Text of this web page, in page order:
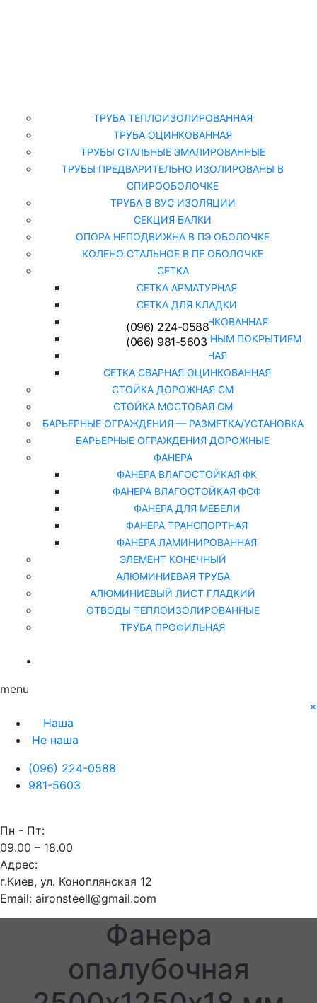
ТРУБА ТЕПЛОИЗОЛИРОВАННАЯ
ТРУБА ОЦИНКОВАННАЯ
ТРУБЫ СТАЛЬНЫЕ ЭМАЛИРОВАННЫЕ
ТРУБЫ ПРЕДВАРИТЕЛЬНО ИЗОЛИРОВАНЫ В
СПИРООБОЛОЧКЕ
ТРУБА В ВУС ИЗОЛЯЦИИ
СЕКЦИЯ БАЛКИ
ОПОРА НЕПОДВИЖНА В ПЭ ОБОЛОЧКЕ
КОЛЕНО СТАЛЬНОЕ В ПЕ ОБОЛОЧКЕ
СЕТКА
СЕТКА АРМАТУРНАЯ
СЕТКА ДЛЯ КЛАДКИ
СЕТКА РАБИЦА ОЦИНКОВАННАЯ
СЕТКА РАБИЦА С ПОЛИМЕРНЫМ ПОКРЫТИЕМ
СЕТКА СВАРНАЯ
СЕТКА СВАРНАЯ ОЦИНКОВАННАЯ
СТОЙКА ДОРОЖНАЯ СМ
СТОЙКА МОСТОВАЯ СМ
БАРЬЕРНЫЕ ОГРАЖДЕНИЯ — РАЗМЕТКА/УСТАНОВКА
БАРЬЕРНЫЕ ОГРАЖДЕНИЯ ДОРОЖНЫЕ
ФАНЕРА
ФАНЕРА ВЛАГОСТОЙКАЯ ФК
ФАНЕРА ВЛАГОСТОЙКАЯ ФСФ
ФАНЕРА ДЛЯ МЕБЕЛИ
ФАНЕРА ТРАНСПОРТНАЯ
ФАНЕРА ЛАМИНИРОВАННАЯ
ЭЛЕМЕНТ КОНЕЧНЫЙ
АЛЮМИНИЕВАЯ ТРУБА
АЛЮМИНИЕВЫЙ ЛИСТ ГЛАДКИЙ
ОТВОДЫ ТЕПЛОИЗОЛИРОВАННЫЕ
ТРУБА ПРОФИЛЬНАЯ
(096) 224-0588
(066) 981-5603
menu
×
Наша
Не наша
(096) 224-0588
981-5603
Пн - Пт:
09.00 – 18.00
Адрес:
г.Киев, ул. Коноплянская 12
Email: aironsteell@gmail.com
Фанера
опалубочная